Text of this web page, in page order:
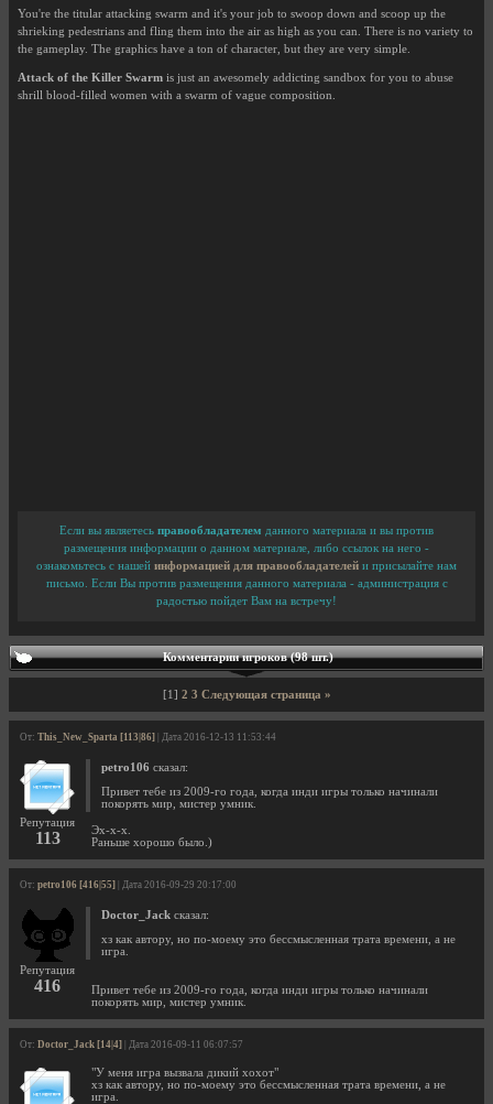
You're the titular attacking swarm and it's your job to swoop down and scoop up the
shrieking pedestrians and fling them into the air as high as you can. There is no variety to
the gameplay. The graphics have a ton of character, but they are very simple.
Attack of the Killer Swarm is just an awesomely addicting sandbox for you to abuse
shrill blood-filled women with a swarm of vague composition.
Если вы являетесь правообладателем данного материала и вы против
размещения информации о данном материале, либо ссылок на него -
ознакомьтесь с нашей информацией для правообладателей и присылайте нам
письмо. Если Вы против размещения данного материала - администрация с
радостью пойдет Вам на встречу!
Комментарии игроков (98 шт.)
[1] 2 3 Следующая страница »
От: This_New_Sparta [113|86] | Дата 2016-12-13 11:53:44
Репутация
113
petro106 сказал:
Привет тебе из 2009-го года, когда инди игры только начинали
покорять мир, мистер умник.
Эх-х-х.
Раньше хорошо было.)
От: petro106 [416|55] | Дата 2016-09-29 20:17:00
Репутация
416
Doctor_Jack сказал:
хз как автору, но по-моему это бессмысленная трата времени, а не
игра.
Привет тебе из 2009-го года, когда инди игры только начинали
покорять мир, мистер умник.
От: Doctor_Jack [14|4] | Дата 2016-09-11 06:07:57
"У меня игра вызвала дикий хохот"
хз как автору, но по-моему это бессмысленная трата времени, а не
игра.